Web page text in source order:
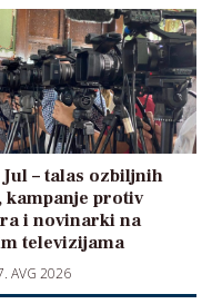
Jul – talas ozbiljnih
kampanje protiv
i novinarki na
televizijama
AVG 2026